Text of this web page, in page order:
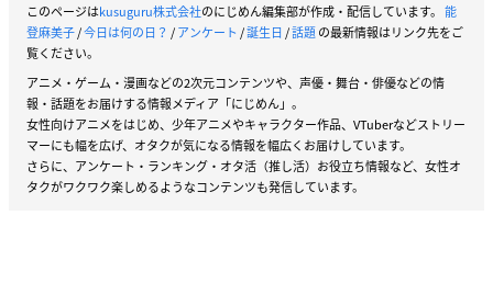
このページはkusuguru株式会社のにじめん編集部が作成・配信しています。 能
登麻美子/今日は何の日？ /アンケート /誕生日/話題の最新情報はリンク先をご
覧ください。
アニメ・ゲーム・漫画などの2次元コンテンツや、声優・舞台・俳優などの情
報・話題をお届けする情報メディア「にじめん」。
女性向けアニメをはじめ、少年アニメやキャラクター作品、VTuberなどストリー
マーにも幅を広げ、オタクが気になる情報を幅広くお届けしています。
さらに、アンケート・ランキング・オタ活（推し活）お役立ち情報など、女性オ
タクがワクワク楽しめるようなコンテンツも発信しています。